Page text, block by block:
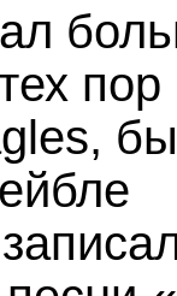
пор